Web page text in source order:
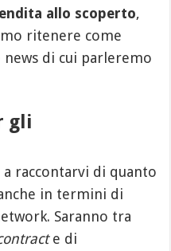
allo scoperto,
ritenere come
di cui parleremo
gli
raccontarvi di quanto
in termini di
Saranno tra
e di